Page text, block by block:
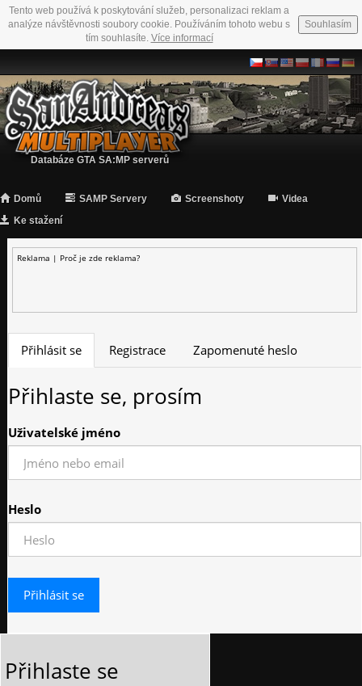
Tento web používá k poskytování služeb, personalizaci reklam a
analýze návštěvnosti soubory cookie. Používáním tohoto webu s
tím souhlasíte. Více informací
Souhlasím
Databáze GTA SA:MP serverů
Domů SAMP Servery Screenshoty
Videa
Ke stažení
Reklama | Proč je zde reklama?
Přihlásit se Registrace Zapomenuté heslo
Přihlaste se, prosím
Uživatelské jméno
Heslo
Přihlaste se